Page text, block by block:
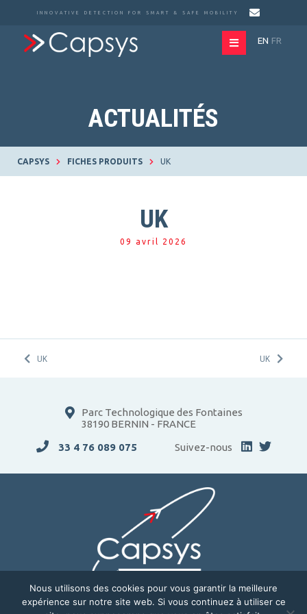
INNOVATIVE DETECTION FOR SMART & SAFE MOBILITY
EN FR
ACTUALITÉS
CAPSYS FICHES PRODUITS UK
UK
09 avril 2026
UK UK
Parc Technologique des Fontaines
38190 BERNIN - FRANCE
33 4 76 089 075
Suivez-nous
ENTREPRISE
SOLUTIONS
Nous utilisons des cookies pour vous garantir la meilleure
expérience sur notre site web. Si vous continuez à utiliser ce